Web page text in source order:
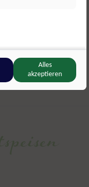
Alles
akzeptieren